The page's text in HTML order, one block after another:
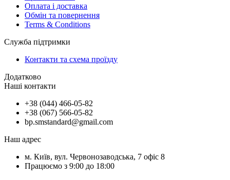
Оплата і доставка
Обмін та повернення
Terms & Conditions
Служба підтримки
Контакти та схема проїзду
Додатково
Наші контакти
+38 (044) 466-05-82
+38 (067) 566-05-82
bp.smstandard@gmail.com
Наш адрес
м. Київ, вул. Червонозаводська, 7 офіс 8
Працюємо з 9:00 до 18:00